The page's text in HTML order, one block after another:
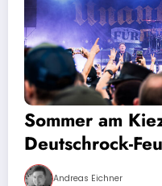
Sommer am
Deutschrock-
Artefuckt und
Andreas Eichner